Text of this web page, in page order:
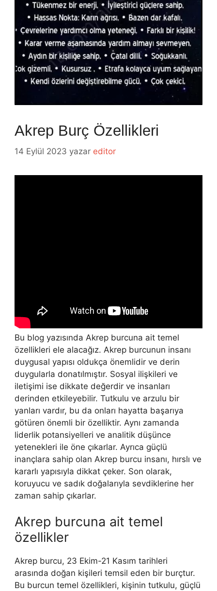
Akrep Burç Özellikleri
14 Eylül 2023 yazar editor
Bu blog yazısında Akrep burcuna ait temel
özellikleri ele alacağız. Akrep burcunun insanı
duygusal yapısı oldukça önemlidir ve derin
duygularla donatılmıştır. Sosyal ilişkileri ve
iletişimi ise dikkate değerdir ve insanları
derinden etkileyebilir. Tutkulu ve arzulu bir
yanları vardır, bu da onları hayatta başarıya
götüren önemli bir özelliktir. Aynı zamanda
liderlik potansiyelleri ve analitik düşünce
yetenekleri ile öne çıkarlar. Ayrıca güçlü
inançlara sahip olan Akrep burcu insanı, hırslı ve
kararlı yapısıyla dikkat çeker. Son olarak,
koruyucu ve sadık doğalarıyla sevdiklerine her
zaman sahip çıkarlar.
Akrep burcuna ait temel
özellikler
Akrep burcu, 23 Ekim-21 Kasım tarihleri ​​
arasında doğan kişileri temsil eden bir burçtur.
Bu burcun temel özellikleri, kişinin tutkulu, güçlü